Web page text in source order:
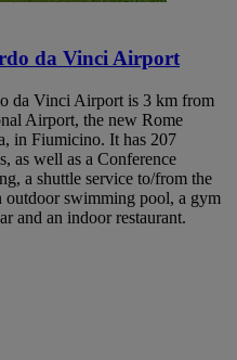
da Vinci Airport
da Vinci Airport is 3 km from
Airport, the new Rome
in Fiumicino. It has 207
as well as a Conference
a shuttle service to/from the
outdoor swimming pool, a gym
and an indoor restaurant.